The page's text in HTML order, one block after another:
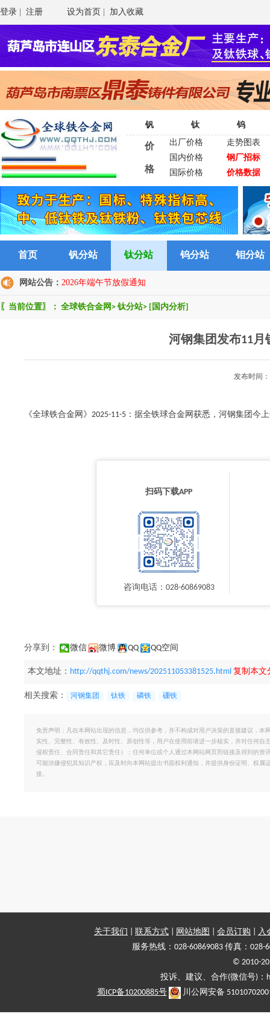
登录 注册 设为首页 加入收藏
钒 钛 钨
价
格
出厂价格
走势图表
国内价格
钢厂招标
国际价格
价格数据
首页 钒分站 钛分站 钨分站 钼分站
网站公告： 2026年端午节放假通知
〖当前位置〗： 全球铁合金网 > 钛分站> [国内分析]
河钢集团发布11
发布时间
《全球铁合金网》2025-11-5：据全铁球合金网获悉，河钢集团今
扫码下载APP
咨询电话：028-60869083
分享到： 微信 微博 QQ QQ空间
本文地址： http://qqthj.com/news/202511053381525.html 复制本文
相关搜索： 河钢集团 钛铁 磷铁 硼铁
免责声明：凡在本网站出现的信息，均仅供参考，并不构成对用户决策的直接建议，
实性、完整性、有效性、及时性、原创性等，用户在使用前请进一步核实，并对任何
侵权责任、合同责任和其它责任）；任何单位或个人通过本网站网页而链接及得到的
可能涉嫌侵犯其知识产权，应及时向本网站提出书面权利通知，并提供身份证明、权
接。
关于我们 联系方式 网站地图 会员订购
入
服务热线：028-60869083 传真：028-
© 2010-
投诉、建议、合作(微信号)
蜀ICP备10200885号
川公网安备